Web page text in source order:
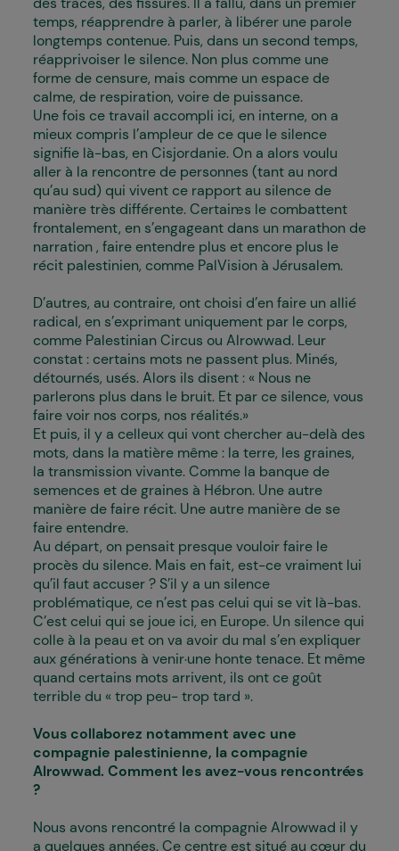
temps, réapprendre à parler, à libérer une parole
longtemps contenue. Puis, dans un second temps,
réapprivoiser le silence. Non plus comme une
forme de censure, mais comme un espace de
calme, de respiration, voire de puissance.
Une fois ce travail accompli ici, en interne, on a
mieux compris l’ampleur de ce que le silence
signifie là-bas, en Cisjordanie. On a alors voulu
aller à la rencontre de personnes (tant au nord
qu’au sud) qui vivent ce rapport au silence de
manière très différente. Certain·es le combattent
frontalement, en s’engageant dans un marathon de
narration , faire entendre plus et encore plus le
récit palestinien, comme PalVision à Jérusalem.
D’autres, au contraire, ont choisi d’en faire un allié
radical, en s’exprimant uniquement par le corps,
comme Palestinian Circus ou Alrowwad. Leur
constat : certains mots ne passent plus. Minés,
détournés, usés. Alors ils disent : « Nous ne
parlerons plus dans le bruit. Et par ce silence, vous
faire voir nos corps, nos réalités.»
Et puis, il y a celleux qui vont chercher au-delà des
mots, dans la matière même : la terre, les graines,
la transmission vivante. Comme la banque de
semences et de graines à Hébron. Une autre
manière de faire récit. Une autre manière de se
faire entendre.
Au départ, on pensait presque vouloir faire le
procès du silence. Mais en fait, est-ce vraiment lui
qu’il faut accuser ? S’il y a un silence
problématique, ce n’est pas celui qui se vit là-bas.
C’est celui qui se joue ici, en Europe. Un silence qui
colle à la peau et on va avoir du mal s’en expliquer
aux générations à venir..une honte tenace. Et même
quand certains mots arrivent, ils ont ce goût
terrible du « trop peu- trop tard ».
Vous collaborez notamment avec une
compagnie palestinienne, la compagnie
Alrowwad. Comment les avez-vous rencontré·es
?
Nous avons rencontré la compagnie Alrowwad il y
a quelques années. Ce centre est situé au cœur du